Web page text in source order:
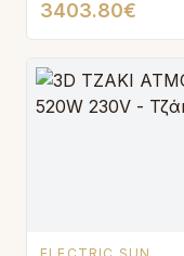
3403.80€